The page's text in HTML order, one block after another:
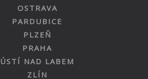
OSTRAVA
PARDUBICE
PLZEŇ
PRAHA
ÚSTÍ NAD LABEM
ZLÍN